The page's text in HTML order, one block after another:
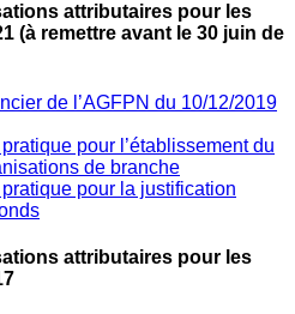
attributaires pour les
(à remettre avant le 30 juin de
de l’AGFPN du 10/12/2019
pour l’établissement du
de branche
pour la justification
attributaires pour les